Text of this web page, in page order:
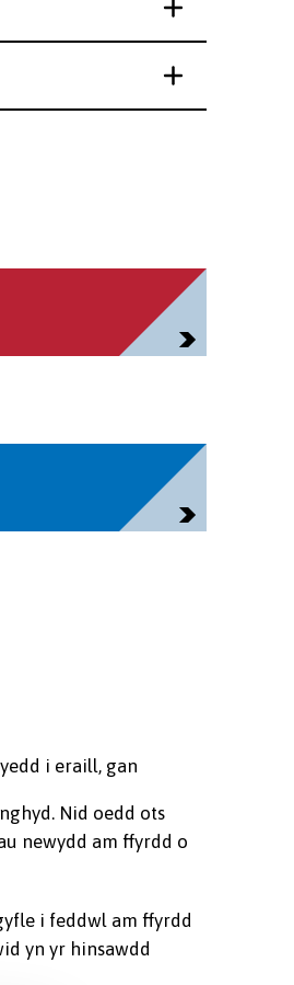
i eraill, gan
Nid oedd ots
newydd am ffyrdd o
i feddwl am ffyrdd
yn yr hinsawdd